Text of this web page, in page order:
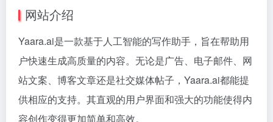
网站介绍
Yaara.ai是一款基于人工智能的写作助手，旨在帮助用
户快速生成高质量的内容。无论是广告、电子邮件、网
站文案、博客文章还是社交媒体帖子，Yaara.ai都能提
供相应的支持。其直观的用户界面和强大的功能使得内
容创作变得更加简单和高效。